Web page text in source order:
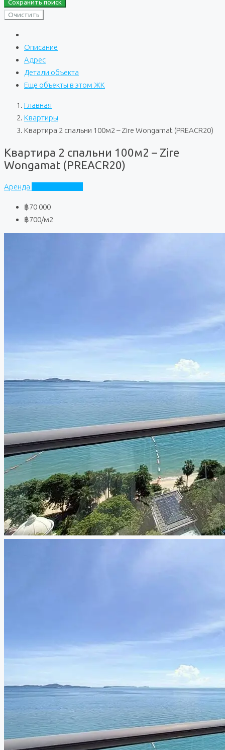
Сохранить поиск
Очистить
Описание
Адрес
Детали объекта
Еще объекты в этом ЖК
Главная
Квартиры
Квартира 2 спальни 100м2 – Zire Wongamat (PREACR20)
Квартира 2 спальни 100м2 – Zire
Wongamat (PREACR20)
Аренда
฿70 000
฿700/м2